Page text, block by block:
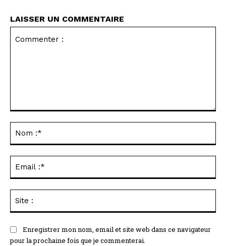
LAISSER UN COMMENTAIRE
Enregistrer mon nom, email et site web dans ce navigateur
pour la prochaine fois que je commenterai.